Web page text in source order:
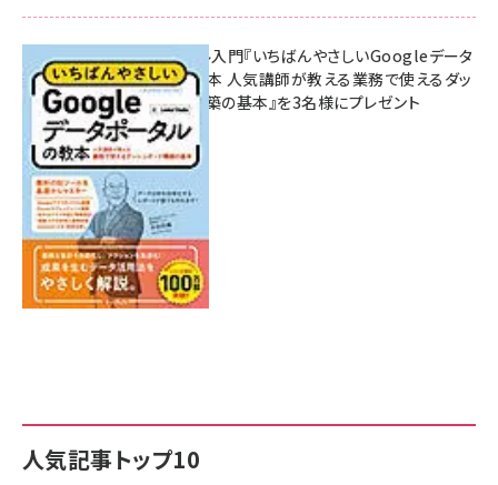
人気記事トップ10
無料BIツール入門『いちばんやさしいGoogleデータ
ポータルの教本 人気講師が教える業務で使えるダッ
シュボード構築の基本』を3名様にプレゼント
7月31日 10:00